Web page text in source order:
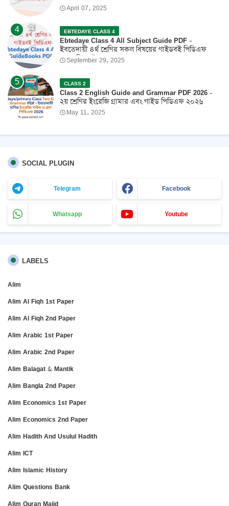
April 07, 2025
EBTEDAYE CLASS 4
Ebtedaye Class 4 All Subject Guide PDF -
ইবতেদায়ী ৪র্থ শ্রেণির সকল বিষয়ের গাইডবই পিডিএফ
2026 ফ্রি ডাউনলোড
September 29, 2025
CLASS 2
Class 2 English Guide and Grammar PDF 2026 -
২য় শ্রেণির ইংরেজি গ্রামার এবং গাইড পিডিএফ ২০২৬
May 11, 2025
SOCIAL PLUGIN
Telegram Facebook
Whatsapp Youtube
LABELS
Alim
Alim Al Fiqh 1st Paper
Alim Al Fiqh 2nd Paper
Alim Arabic 1st Paper
Alim Arabic 2nd Paper
Alim Balagat & Mantik
Alim Bangla 2nd Paper
Alim Economics 1st Paper
Alim Economics 2nd Paper
Alim Hadith And Usulul Hadith
Alim ICT
Alim Islamic History
Alim Questions Bank
Alim Quran Majid